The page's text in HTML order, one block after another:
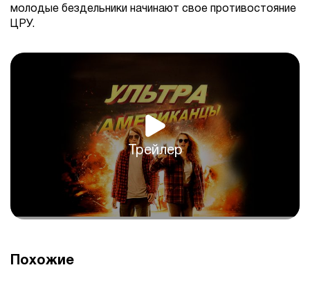
молодые бездельники начинают свое противостояние
ЦРУ.
Трейлер
Похожие